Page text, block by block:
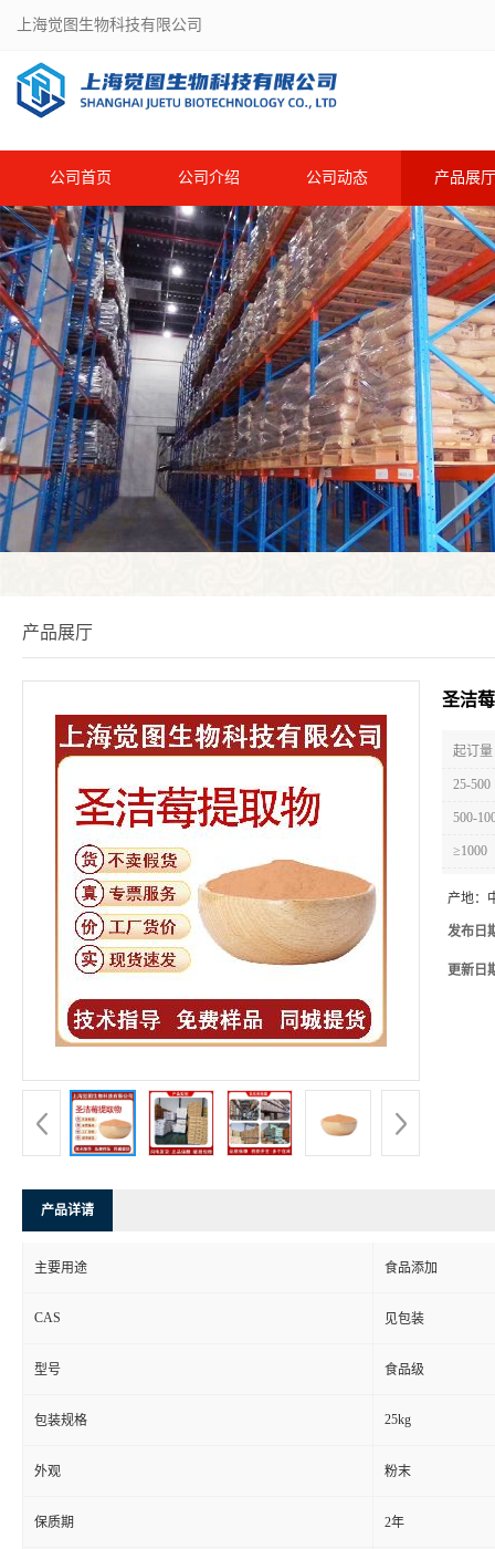
上海觉图生物科技有限公司
公司首页 公司介绍 公司动态 产品展厅
产品展厅
圣洁
起订
25-500
500-
≥1000
产地：
发布日
更新日
产品详请
主要用途 食品添加
CAS 见包装
型号 食品级
包装规格 25kg
外观 粉末
保质期 2年